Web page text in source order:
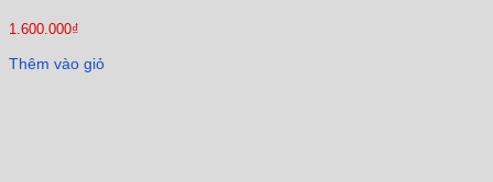
1.600.000₫
Thêm vào giỏ